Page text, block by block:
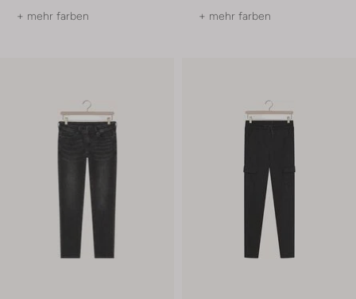
+ mehr farben + mehr farben